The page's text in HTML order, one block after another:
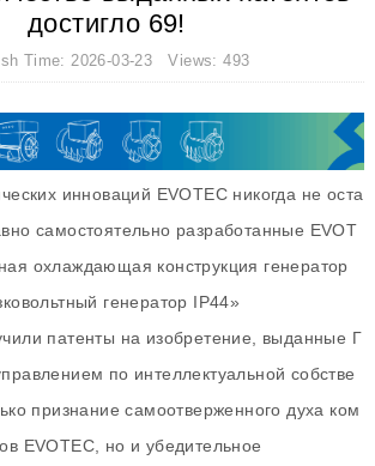
достигло 69!
Time: 2026-03-23 Views: 493
инноваций EVOTEC никогда не оста
самостоятельно разработанные EVOT
охлаждающая конструкция генератор
генератор IP44»
патенты на изобретение, выданные Г
по интеллектуальной собстве
признание самоотверженного духа ком
EVOTEC, но и убедительное